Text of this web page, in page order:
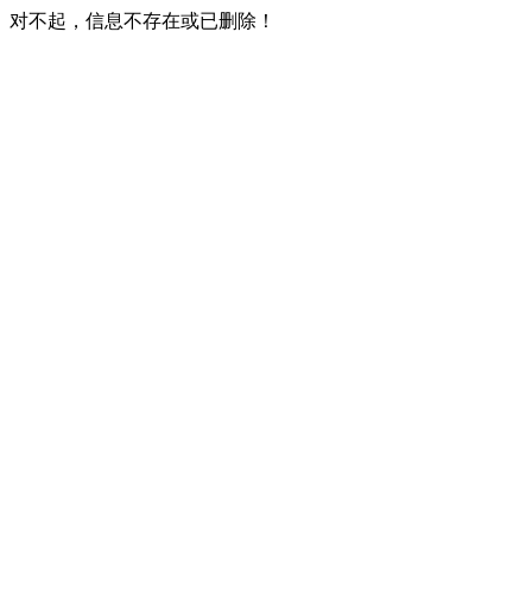
对不起，信息不存在或已删除！